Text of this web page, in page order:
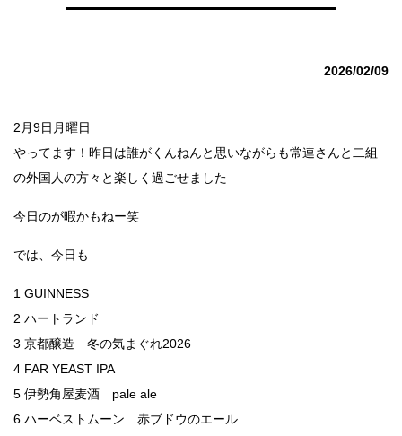
2026/02/09
2月9日月曜日
やってます！昨日は誰がくんねんと思いながらも常連さんと二組
の外国人の方々と楽しく過ごせました
今日のが暇かもねー笑
では、今日も
1 GUINNESS
2 ハートランド
3 京都醸造 冬の気まぐれ2026
4 FAR YEAST IPA
5 伊勢角屋麦酒 pale ale
6 ハーベストムーン 赤ブドウのエール